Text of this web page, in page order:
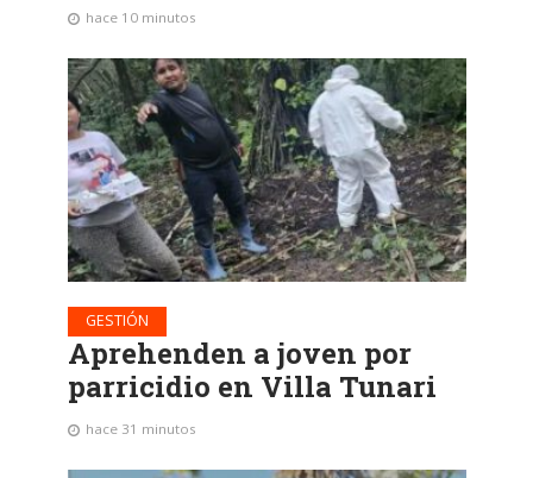
hace 10 minutos
GESTIÓN
Aprehenden a joven por
parricidio en Villa Tunari
hace 31 minutos